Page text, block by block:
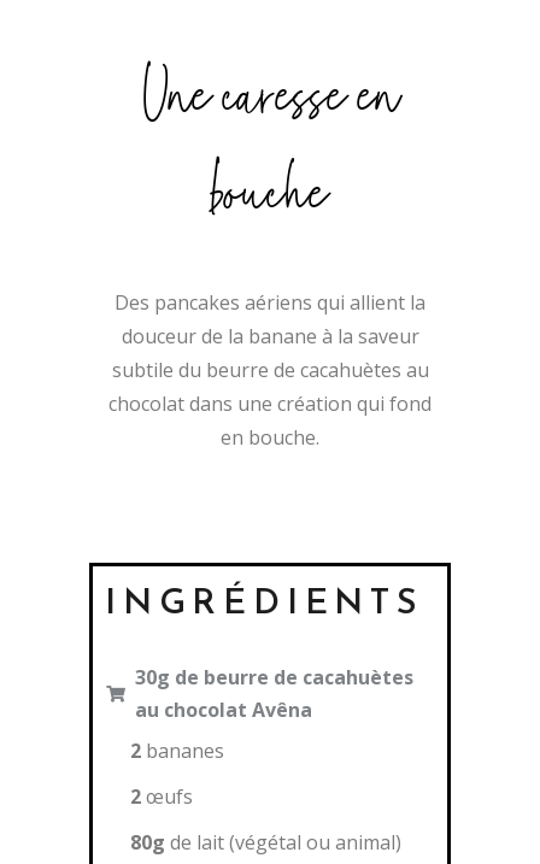
Une caresse en
bouche
Des pancakes aériens qui allient la
douceur de la banane à la saveur
subtile du beurre de cacahuètes au
chocolat dans une création qui fond
en bouche.
INGRÉDIENTS
30g de beurre de cacahuètes
au chocolat Avêna
2 bananes
2œufs
80g de lait (végétal ou animal)